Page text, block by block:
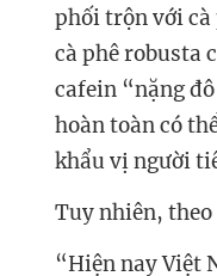
phối trộn với cà
cà phê robusta
cafein “nặng
hoàn toàn có
khẩu vị người
Tuy nhiên, theo
“Hiện nay Việt